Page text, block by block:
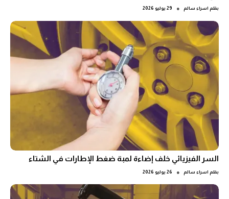
بقلم اسراء سالم ● 29 يوليو 2026
السر الفيزيائي خلف إضاءة لمبة ضغط الإطارات في الشتاء
بقلم اسراء سالم ● 26 يوليو 2026